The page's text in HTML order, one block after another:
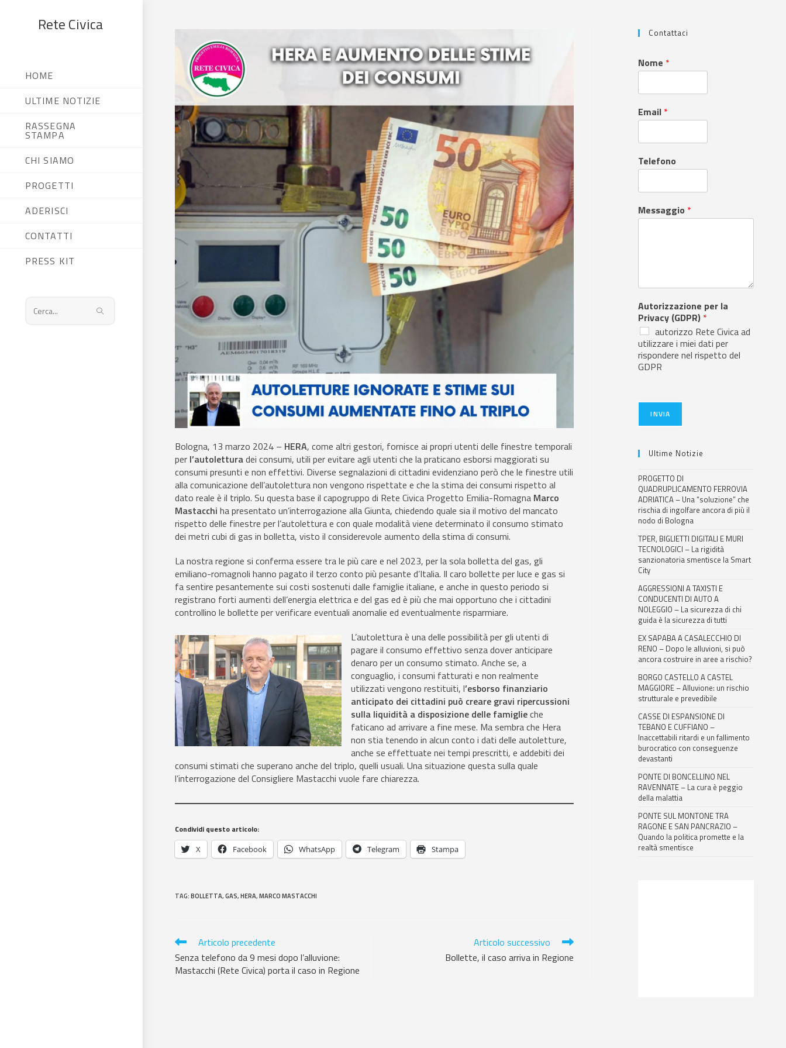
Rete Civica
HOME
ULTIME NOTIZIE
RASSEGNA
STAMPA
CHI SIAMO
PROGETTI
ADERISCI
CONTATTI
PRESS KIT
Cerca
Bologna, 13 marzo 2024 – HERA, come altri gestori, fornisce ai propri utenti delle finestre temporali
per l’autoletturadei consumi, utili per evitare agli utenti che la praticano esborsi maggiorati su
consumi presunti e non effettivi. Diverse segnalazioni di cittadini evidenziano però che le finestre utili
alla comunicazione dell’autolettura non vengono rispettate e che la stima dei consumi rispetto al
dato reale è il triplo. Su questa base il capogruppo di Rete Civica Progetto Emilia-Romagna Marco
Mastacchi ha presentato un’interrogazione alla Giunta, chiedendo quale sia il motivo del mancato
rispetto delle finestre per l’autolettura e con quale modalità viene determinato il consumo stimato
dei metri cubi di gas in bolletta, visto il considerevole aumento della stima di consumi.
La nostra regione si conferma essere tra le più care e nel 2023, per la sola bolletta del gas, gli
emiliano-romagnoli hanno pagato il terzo conto più pesante d’Italia. Il caro bollette per luce e gas si
fa sentire pesantemente sui costi sostenuti dalle famiglie italiane, e anche in questo periodo si
registrano forti aumenti dell’energia elettrica e del gas ed è più che mai opportuno che i cittadini
controllino le bollette per verificare eventuali anomalie ed eventualmente risparmiare.
L’autolettura è una delle possibilità per gli utenti di
pagare il consumo effettivo senza dover anticipare
denaro per un consumo stimato. Anche se, a
conguaglio, i consumi fatturati e non realmente
utilizzati vengono restituiti, l’esborso finanziario
anticipato dei cittadini può creare gravi ripercussioni
sulla liquidità a disposizione delle famiglieche
faticano ad arrivare a fine mese. Ma sembra che Hera
non stia tenendo in alcun conto i dati delle autoletture,
anche se effettuate nei tempi prescritti, e addebiti dei
consumi stimati che superano anche del triplo, quelli usuali. Una situazione questa sulla quale
l’interrogazione del Consigliere Mastacchi vuole fare chiarezza.
Condividi questo articolo:
X Facebook WhatsApp Telegram Stampa
TAG:BOLLETTA,GAS,HERA,MARCO MASTACCHI
Articolo precedente
Senza telefono da 9 mesi dopo l’alluvione:
Mastacchi (Rete Civica) porta il caso in Regione
Articolo successivo
Bollette, il caso arriva in Regione
Contattaci
Nome *
Email *
Telefono
Messaggio *
Autorizzazione per la
Privacy (GDPR) *
autorizzo Rete Civica ad
utilizzare i miei dati per
rispondere nel rispetto del
GDPR
INVIA
Ultime Notizie
PROGETTO DI
QUADRUPLICAMENTO FERROVIA
ADRIATICA – Una “soluzione” che
rischia di ingolfare ancora di più il
nodo di Bologna
TPER, BIGLIETTI DIGITALI E MURI
TECNOLOGICI – La rigidità
sanzionatoria smentisce la Smart
City
AGGRESSIONI A TAXISTI E
CONDUCENTI DI AUTO A
NOLEGGIO – La sicurezza di chi
guida è la sicurezza di tutti
EX SAPABA A CASALECCHIO DI
RENO – Dopo le alluvioni, si può
ancora costruire in aree a rischio?
BORGO CASTELLO A CASTEL
MAGGIORE – Alluvione: un rischio
strutturale e prevedibile
CASSE DI ESPANSIONE DI
TEBANO E CUFFIANO –
Inaccettabili ritardi e un fallimento
burocratico con conseguenze
devastanti
PONTE DI BONCELLINO NEL
RAVENNATE – La cura è peggio
della malattia
PONTE SUL MONTONE TRA
RAGONE E SAN PANCRAZIO –
Quando la politica promette e la
realtà smentisce